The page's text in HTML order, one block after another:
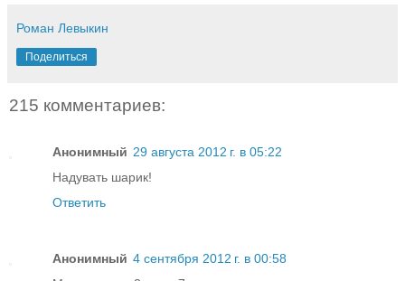
Роман Левыкин
Поделиться
215 комментариев:
Анонимный 29 августа 2012 г. в 05:22
Надувать шарик!
Ответить
Анонимный 4 сентября 2012 г. в 00:58